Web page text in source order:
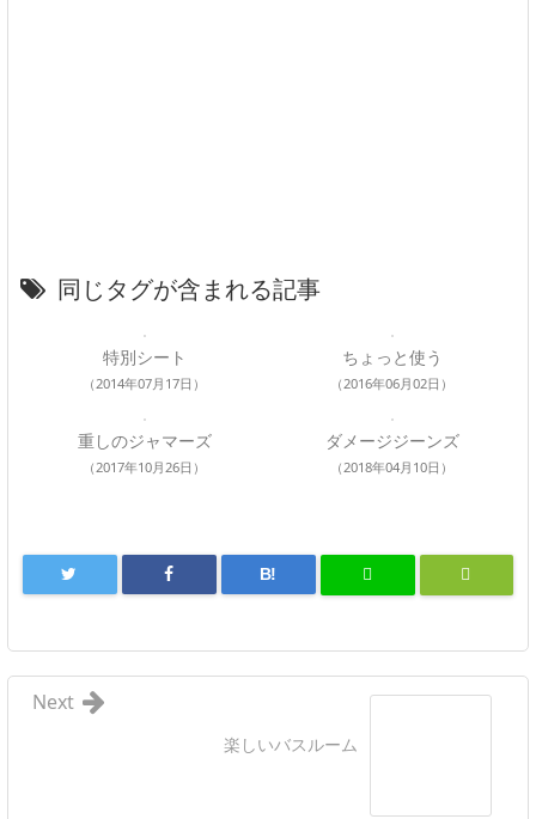
同じタグが含まれる記事
特別シート
（2014年07月17日）
ちょっと使う
（2016年06月02日）
重しのジャマーズ
（2017年10月26日）
ダメージジーンズ
（2018年04月10日）
B!
楽しいバスルーム
Next